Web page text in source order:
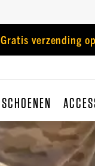
Gratis verzending
SCHOENEN